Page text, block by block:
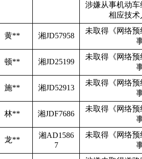
涉嫌从事机动
相应技术
黄** 湘JD57958
未取得《网络
顿** 湘JD25199
未取得《网络
施** 湘JD52913
未取得《网络
林** 湘JDF7686
未取得《网络
龙**
湘AD1586
7
未取得《网络